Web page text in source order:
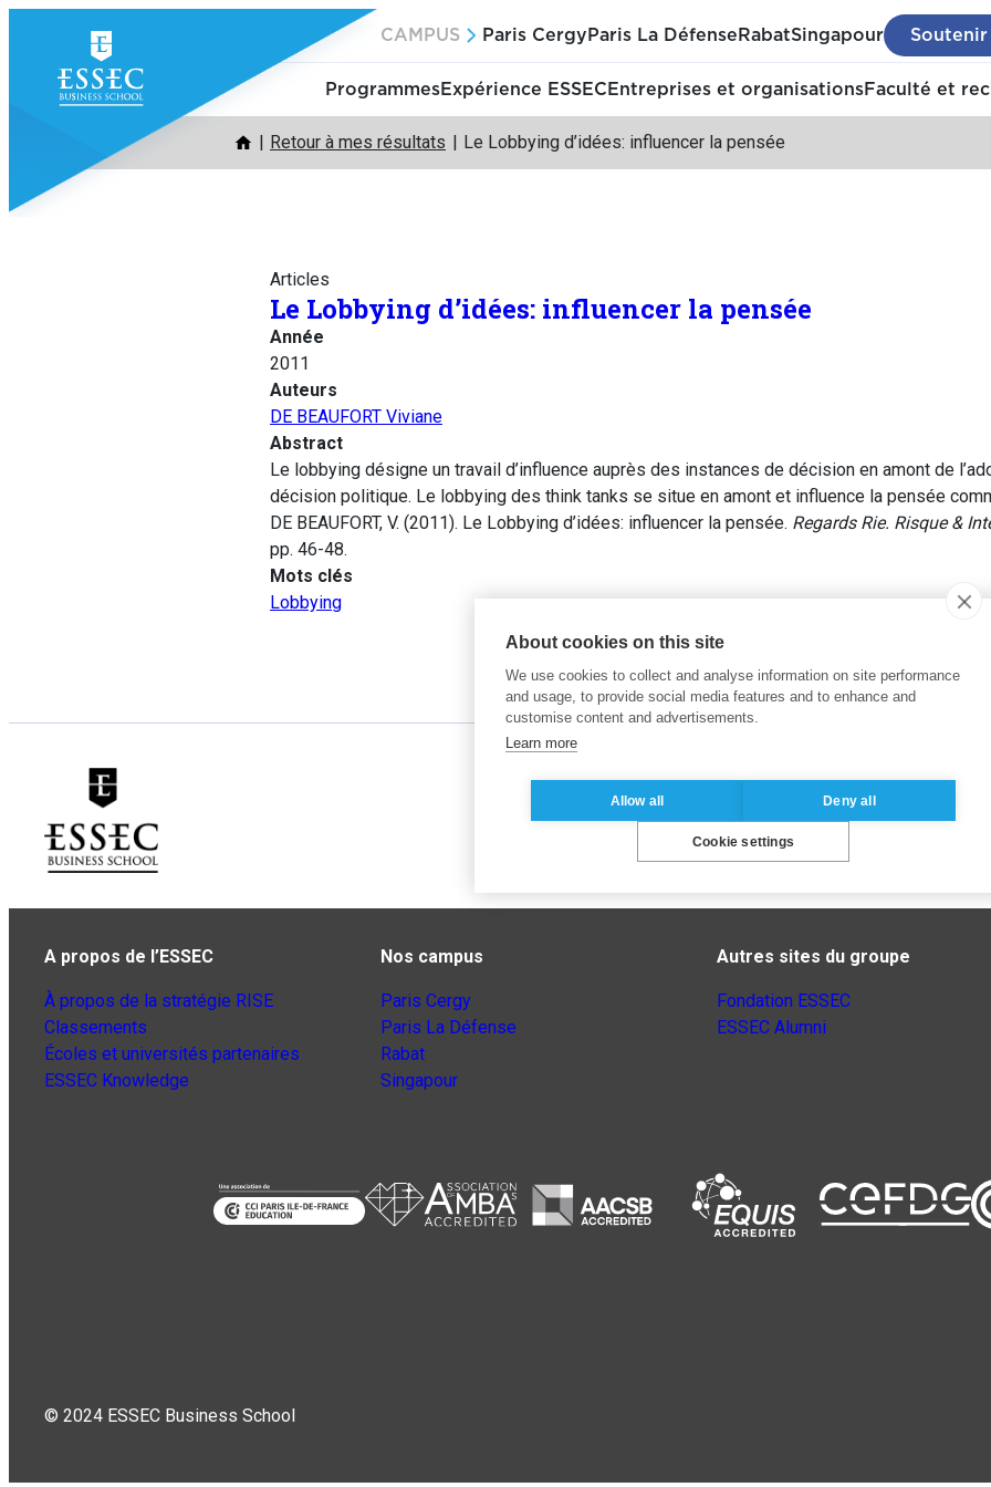
contenu
CAMPUS Paris Cergy Paris La Défense RabatSingapour Soutenir
ProgrammesExpérience ESSEC Entreprises et organisationsFaculté et
Retour à mes résultats Le Lobbying d’idées: influencer la pensée
Articles
Le Lobbying d’idées: influencer la pensée
Année
2011
Auteurs
DE BEAUFORT Viviane
Abstract
Le lobbying désigne un travail d’influence auprès des instances de décision en amont de
décision politique. Le lobbying des think tanks se situe en amont et influence la pensée
DE BEAUFORT, V. (2011). Le Lobbying d’idées: influencer la pensée. Regards Rie. Risque &
pp. 46-48.
Mots clés
Lobbying
A propos de l’ESSEC
À propos de la stratégie RISE
Classements
Écoles et universités partenaires
ESSEC Knowledge
Nos campus
Paris Cergy
Paris La Défense
Rabat
Singapour
Autres sites du groupe
Fondation ESSEC
ESSEC Alumni
© 2024 ESSEC Business School
About cookies on this site
We use cookies to collect and analyse information on site performance
and usage, to provide social media features and to enhance and
customise content and advertisements.
Learn more
Allow all Deny all
Cookie settings